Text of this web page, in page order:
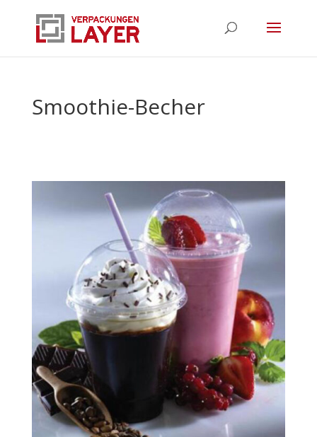
Smoothie-Becher